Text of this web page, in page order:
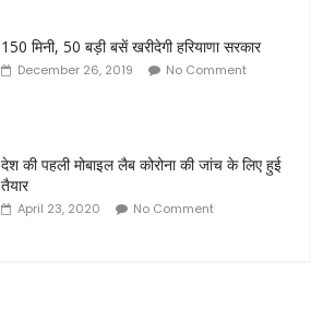
150 मिनी, 50 बड़ी बसें खरीदेगी हरियाणा सरकार
December 26, 2019 No Comment
देश की पहली मोबाइल लैब कोरोना की जांच के लिए हुई
तैयार
April 23, 2020 No Comment